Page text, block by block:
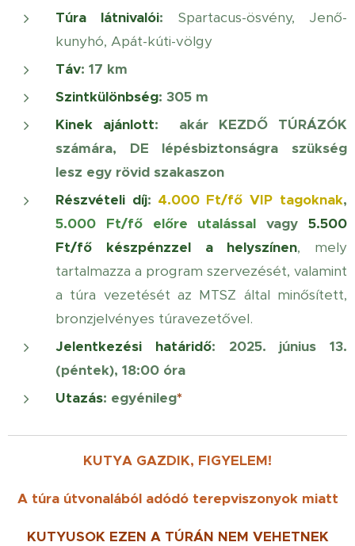
Túra látnivalói: Spartacus-ösvény, Jenő-
kunyhó, Apát-kúti-völgy
Táv: 17 km
Szintkülönbség: 305 m
Kinek ajánlott: akár KEZDŐ TÚRÁZÓK
számára, DE lépésbiztonságra szükség
lesz egy rövid szakaszon
Részvételi díj: 4.000 Ft/főVIP tagoknak,
5.000 Ft/fő előre utalással vagy5.500
Ft/fő készpénzzel a helyszínen, mely
tartalmazza a program szervezését, valamint
a túra vezetését az MTSZ által minősített,
bronzjelvényes túravezetővel.
Jelentkezési határidő: 2025. június 13.
(péntek), 18:00 óra
Utazás: egyénileg*
KUTYA GAZDIK, FIGYELEM!
A túra útvonalából adódó terepviszonyok miatt
KUTYUSOK EZEN A TÚRÁN NEM VEHETNEK